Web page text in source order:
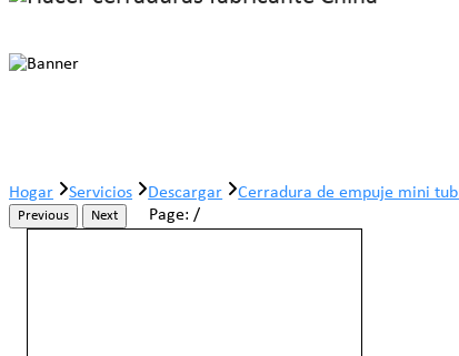
Hogar Servicios Descargar Cerradura de empuje mini
Previous Next Page: /